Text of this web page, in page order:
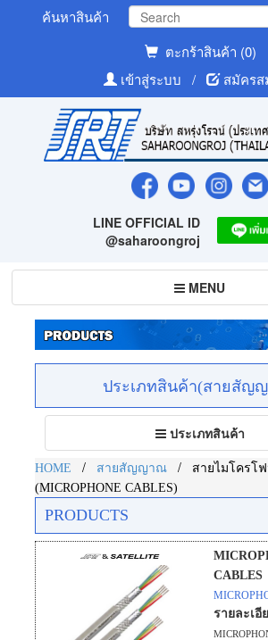
ค้นหาสินค้า
ตะกร้าสินค้า (0)
เข้าสู่ระบบ
/ สมัคร
LINE OFFICIAL ID
@saharoongroj
Toggle
navigation
MENU
ประเภทสินค้า(สายสัญ
Toggle
navigation
ประเภทสินค้า
HOME / สายสัญญาณ /
สายไมโครโ
(MICROPHONE CABLES)
PRODUCTS
CABLES
รายละเอี